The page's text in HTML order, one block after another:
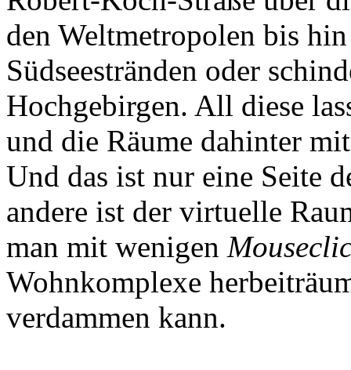
den Weltmetropolen bis
Südseestränden oder
Hochgebirgen. All diese
und die Räume dahinter
Und das ist nur eine Seite
andere ist der virtuelle
man mit wenigen
Wohnkomplexe
verdammen kann.